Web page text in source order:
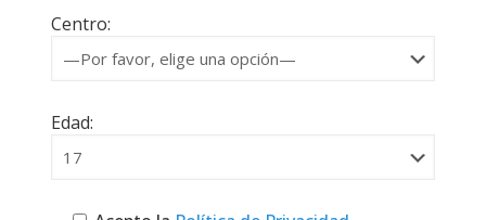
Centro:
Edad: